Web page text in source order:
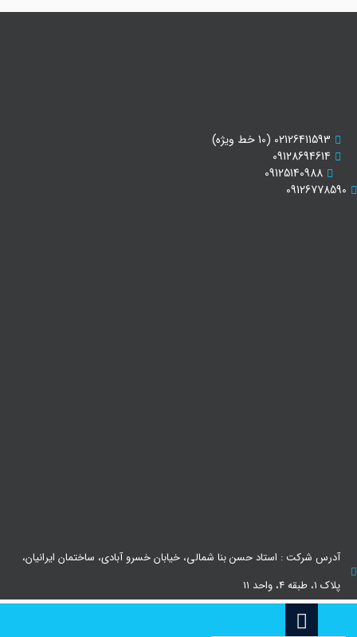
02126411593 (10 خط ویژه)
09128694614
09125140988
09126778590
آدرس شرکت : استاد حسن بنا شمالی، خیابان خسرو آبادی، ساختمان ایرانیان،
پلاک ۱، طبقه ۴، واحد ۱۱